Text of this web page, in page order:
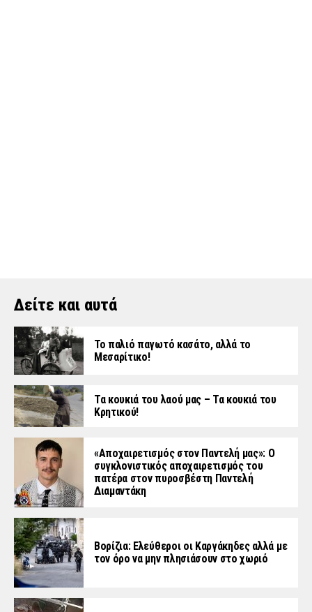
Δείτε και αυτά
Το παλιό παγωτό κασάτο, αλλά το
Μεσαρίτικο!
Τα κουκιά του λαού μας – Τα κουκιά του
Κρητικού!
«Aποχαιρετισμός στον Παντελή μας»: Ο
συγκλονιστικός αποχαιρετισμός του
πατέρα στον πυροσβέστη Παντελή
Διαμαντάκη
Βορίζια: Ελεύθεροι οι Καργάκηδες αλλά με
τον όρο να μην πλησιάσουν στο χωριό